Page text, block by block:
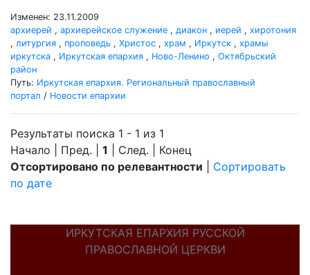
Изменен: 23.11.2009
архиерей , архиерейское служение , диакон , иерей , хиротония
, литургия , проповедь , Христос , храм , Иркутск , храмы
иркутска , Иркутская епархия , Ново-Ленино , Октябрьский
район
Путь: Иркутская епархия. Региональный православный
портал / Новости епархии
Результаты поиска 1 - 1 из 1
Начало | Пред. | 1 | След. | Конец
Отсортировано по релевантности
Сортировать
по дате
ИРКУТСКАЯ ЕПАРХИЯ РУССКОЙ
ПРАВОСЛАВНОЙ ЦЕРКВИ